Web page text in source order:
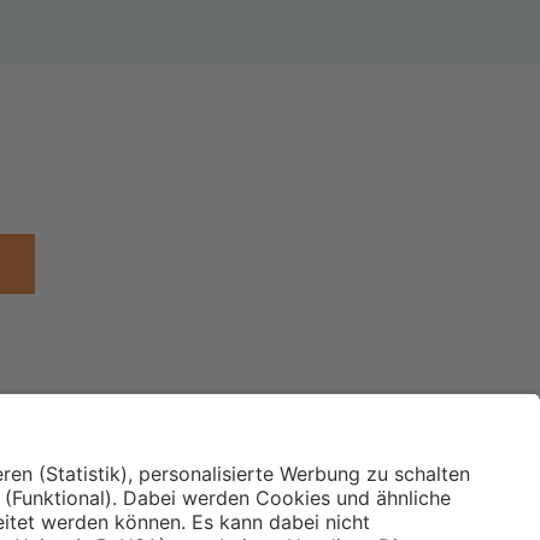
Institut für Makroökonomie
und Konjunkturforschung